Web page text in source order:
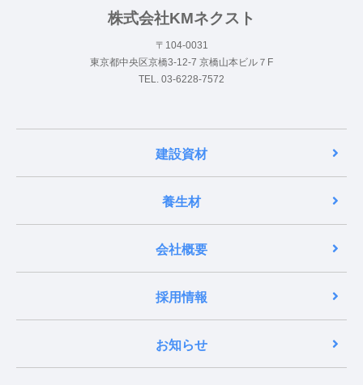
株式会社KMネクスト
〒104-0031
東京都中央区京橋3-12-7 京橋山本ビル７F
TEL. 03-6228-7572
建設資材
養生材
会社概要
採用情報
お知らせ